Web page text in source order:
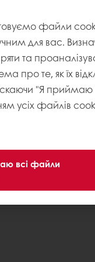
файли
для вас.
та
про те, як їх
"Я приймаю
усіх файлів
всі файли